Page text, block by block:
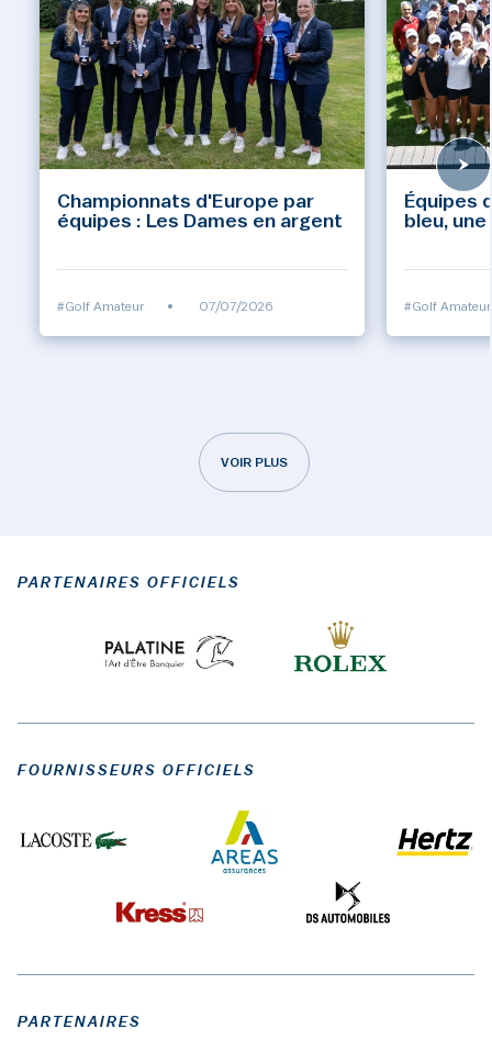
Championnats d'Europe par
équipes : Les Dames en argent
#Golf Amateur • 07/07/2026
Équipes
bleu,
#Golf Amateur
VOIR PLUS
PARTENAIRES OFFICIELS
FOURNISSEURS OFFICIELS
PARTENAIRES